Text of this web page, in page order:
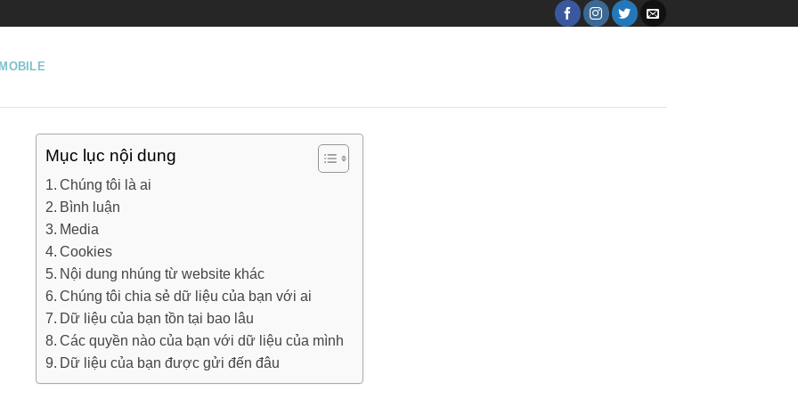
Mục lục nội dung
Chúng tôi là ai
Bình luận
Media
Cookies
Nội dung nhúng từ website khác
Chúng tôi chia sẻ dữ liệu của bạn với ai
Dữ liệu của bạn tồn tại bao lâu
Các quyền nào của bạn với dữ liệu của mình
Dữ liệu của bạn được gửi đến đâu